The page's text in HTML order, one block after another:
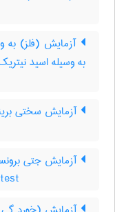
آزمایش (فلز) به
به وسیله اسید
آزمایش سختی
آزمایش جتی